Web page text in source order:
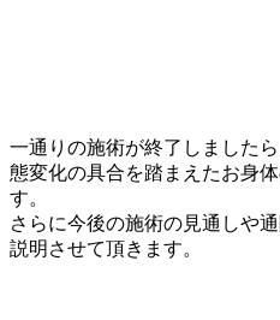
一通りの施術が終了しました
態変化の具合を踏まえたお身
す。
さらに今後の施術の見通しや
説明させて頂きます。